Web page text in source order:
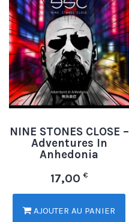
NINE STONES CLOSE –
Adventures In
Anhedonia
17,00 €
AJOUTER AU PANIER